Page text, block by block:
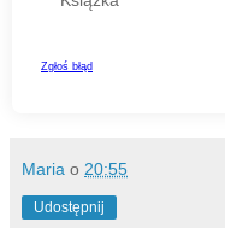
Maria o 20:55
Udostępnij